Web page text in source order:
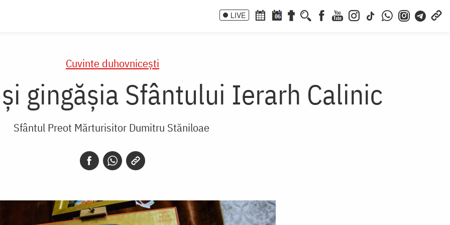
LIVE 06
Cuvinte duhovnicești
gingășia Sfântului Ierarh Calinic
Sfântul Preot Mărturisitor Dumitru Stăniloae